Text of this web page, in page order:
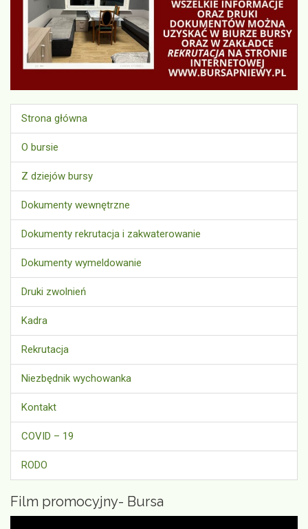
Strona główna
O bursie
Z dziejów bursy
Dokumenty wewnętrzne
Dokumenty rekrutacja i zakwaterowanie
Dokumenty wymeldowanie
Druki zwolnień
Kadra
Rekrutacja
Niezbędnik wychowanka
Kontakt
COVID – 19
RODO
Film promocyjny- Bursa